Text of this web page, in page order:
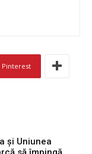
Pinterest
și Uniunea